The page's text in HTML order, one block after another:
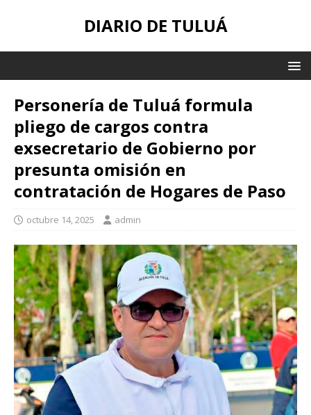
DIARIO DE TULUÁ
Personería de Tuluá formula
pliego de cargos contra
exsecretario de Gobierno por
presunta omisión en
contratación de Hogares de Paso
octubre 14, 2025 admin